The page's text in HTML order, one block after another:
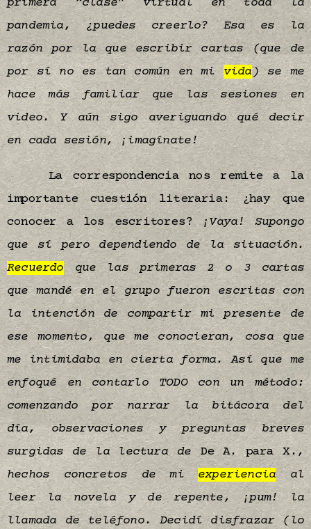
primera “clase” virtual en toda la
pandemia, ¿puedes creerlo? Esa es la
razón por la que escribir cartas (que de
por sí no es tan común en mivida) se me
hace más familiar que las sesiones en
video. Y aún sigo averiguando qué decir
en cada sesión, ¡imagínate!
La correspondencia nos remite a la
importante cuestión literaria: ¿hay que
conocer a los escritores?¡Vaya!
Supongo
que sí pero dependiendo de la situación.
Recuerdo que las primeras 2 o 3 cartas
que mandé en el grupo fueron escritas con
la intención de compartir mi presente de
ese momento, que me conocieran, cosa que
me intimidaba en cierta forma. Así que me
enfoqué en contarlo TODO con un método:
comenzando por narrar la bitácora del
día, observaciones y preguntas breves
surgidas de la lectura deDe A. para X.,
hechos concretos de miexperienciaal
leer la novela y de repente, ¡pum! la
llamada de teléfono. Decidí disfrazar (lo